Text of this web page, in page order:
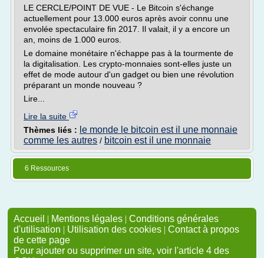
LE CERCLE/POINT DE VUE - Le Bitcoin s'échange
actuellement pour 13.000 euros après avoir connu une
envolée spectaculaire fin 2017. Il valait, il y a encore un
an, moins de 1.000 euros.
Le domaine monétaire n'échappe pas à la tourmente de
la digitalisation. Les crypto-monnaies sont-elles juste un
effet de mode autour d'un gadget ou bien une révolution
préparant un monde nouveau ?
Lire...
Lire la suite
Thèmes liés : le monde le bitcoin est il une monnaie
comme les autres / bitcoin est il une monnaie
6 Ressources
Accueil | Mentions légales | Conditions générales
d'utilisation | Utilisation des cookies | Contact à propos
de cette page
Pour ajouter ou supprimer un site, voir l'article 4 des